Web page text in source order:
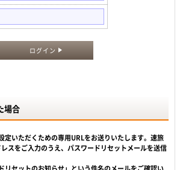
ログイン
場合
定いただくための専用URLをお送りいたします。速旅
スをご入力のうえ、パスワードリセットメールを送信